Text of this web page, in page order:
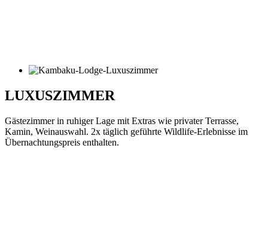
LUXUSZIMMER
Gästezimmer in ruhiger Lage mit Extras wie privater Terrasse,
Kamin, Weinauswahl. 2x täglich geführte Wildlife-Erlebnisse im
Übernachtungspreis enthalten.